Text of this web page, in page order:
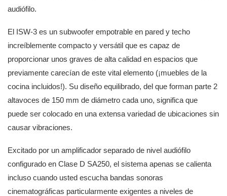
audiófilo.
El ISW-3 es un subwoofer empotrable en pared y techo
increíblemente compacto y versátil que es capaz de
proporcionar unos graves de alta calidad en espacios que
previamente carecían de este vital elemento (¡muebles de la
cocina incluidos!). Su diseño equilibrado, del que forman parte 2
altavoces de 150 mm de diámetro cada uno, significa que
puede ser colocado en una extensa variedad de ubicaciones sin
causar vibraciones.
Excitado por un amplificador separado de nivel audiófilo
configurado en Clase D SA250, el sistema apenas se calienta
incluso cuando usted escucha bandas sonoras
cinematográficas particularmente exigentes a niveles de